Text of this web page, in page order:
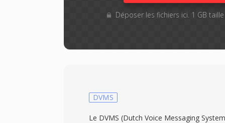
Déposer les fichiers ici. 1 GB
DVMS
Le DVMS (Dutch Voice Messaging